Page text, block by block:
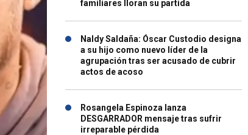
familiares lloran su partida
Naldy Saldaña: Óscar Custodio designa
a su hijo como nuevo líder de la
agrupación tras ser acusado de cubrir
actos de acoso
Rosangela Espinoza lanza
DESGARRADOR mensaje tras sufrir
irreparable pérdida